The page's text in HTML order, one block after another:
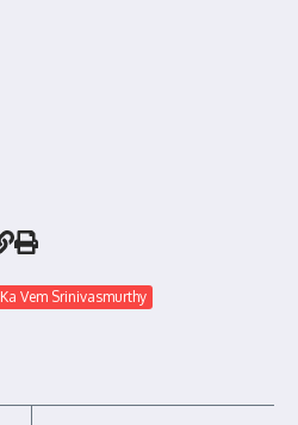
Ka Vem Srinivasmurthy